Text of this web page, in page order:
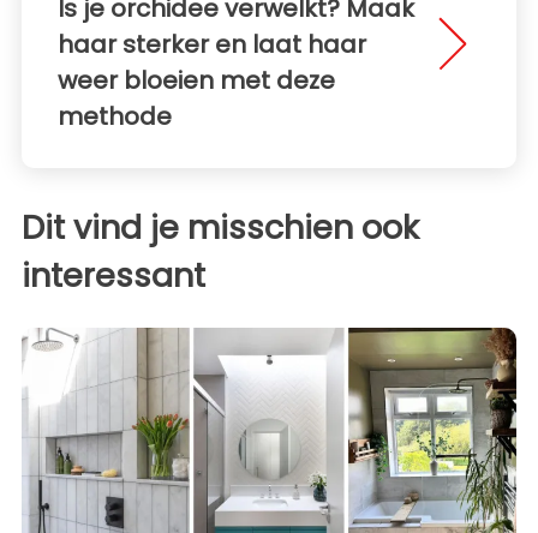
Is je orchidee verwelkt? Maak
haar sterker en laat haar
weer bloeien met deze
methode
Dit vind je misschien ook
interessant